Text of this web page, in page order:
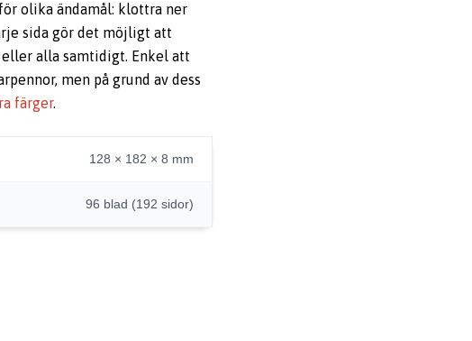
olika ändamål: klottra ner
sida gör det möjligt att
alla samtidigt. Enkel att
men på grund av dess
färger.
128 × 182 × 8 mm
96 blad (192 sidor)